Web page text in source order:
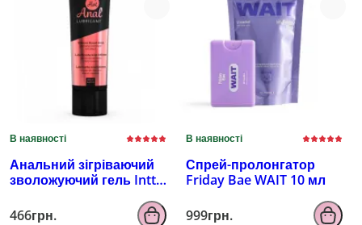
В наявності
Анальний зігріваючий
зволожуючий гель Intt
466грн.
В наявності
Спрей-пролонгатор
Friday Bae WAIT 10 мл
999грн.